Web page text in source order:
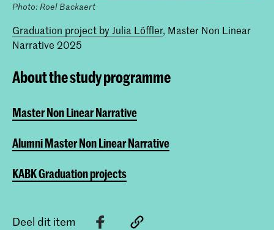
Photo: Roel Backaert
Graduation project by Julia Löffler, Master Non Linear
Narrative 2025
About the study programme
Master Non Linear Narrative
Alumni Master Non Linear Narrative
KABK Graduation projects
Deel dit item